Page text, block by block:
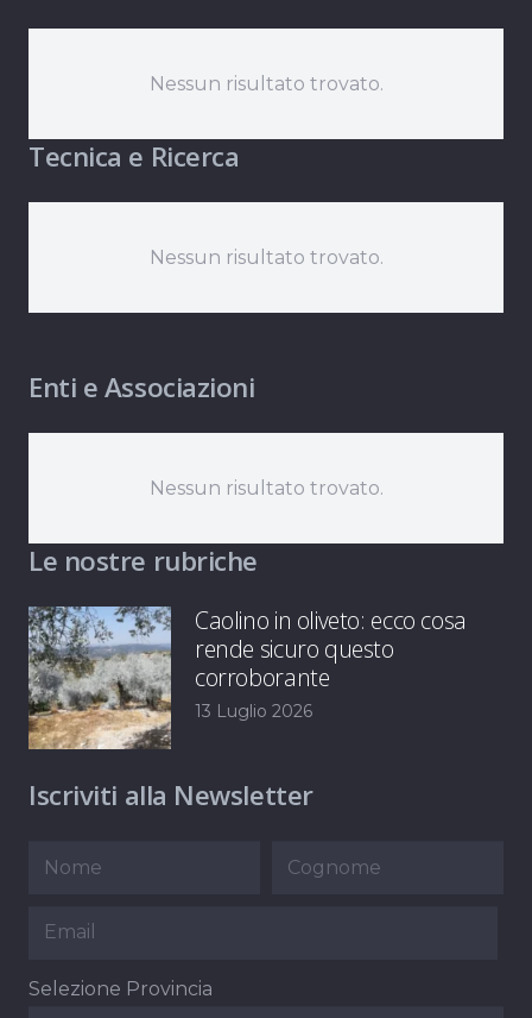
Nessun risultato trovato.
Tecnica e Ricerca
Nessun risultato trovato.
Enti e Associazioni
Nessun risultato trovato.
Le nostre rubriche
Caolino in oliveto: ecco cosa
rende sicuro questo
corroborante
13 Luglio 2026
Iscriviti alla Newsletter
Selezione Provincia